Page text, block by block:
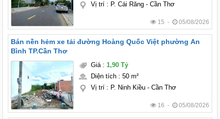
Vị trí: P. Cái Răng - Cần Thơ
15 - 05/08/2026
Bán nền hẻm xe tải đường Hoàng Quốc Việt phường An
Bình TP.Cần Thơ
Giá: 1,90 Tỷ
Diện tích: 50 m²
Vị trí: P. Ninh Kiều - Cần Thơ
16 - 05/08/2026